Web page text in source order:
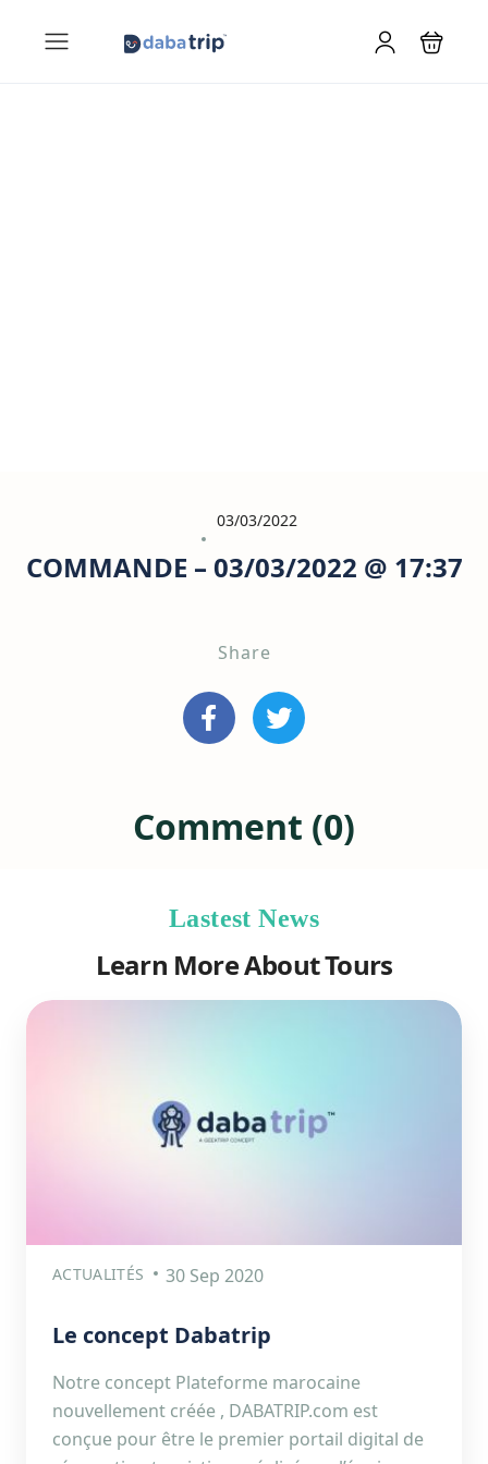
03/03/2022
COMMANDE – 03/03/2022 @ 17:37
Share
Comment (0)
Lastest News
Learn More About Tours
ACTUALITÉS 30 Sep 2020
Le concept Dabatrip
Notre concept Plateforme marocaine
nouvellement créée , DABATRIP.com est
conçue pour être le premier portail digital de